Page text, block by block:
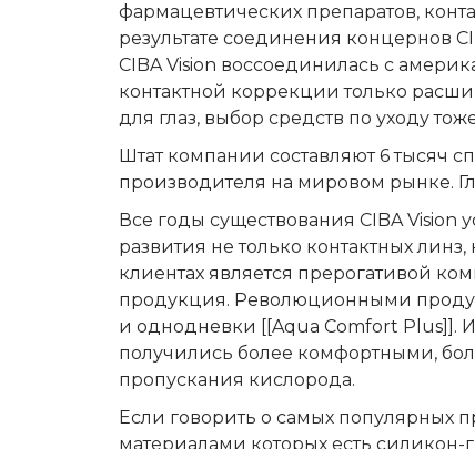
фармацевтических препаратов,
результате соединения концернов
CIBA Vision воссоединилась с
контактной коррекции только
для глаз, выбор средств по уходу
Штат компании составляют 6 тысяч
производителя на мировом рынке.
Все годы существования CIBA Vision
развития не только контактных
клиентах является прерогативой
продукция. Революционными
и однодневки [[Aqua Comfort Plus]].
получились более комфортными,
пропускания кислорода.
Если говорить о самых популярных
материалами которых есть